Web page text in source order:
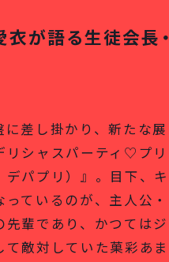
衣が語る生徒会長・
に差し掛かり、新たな展
リシャスパーティ♡プリ
デパプリ）』。目下、キ
ているのが、主人公・
先輩であり、かつてはジ
て敵対していた菓彩あま